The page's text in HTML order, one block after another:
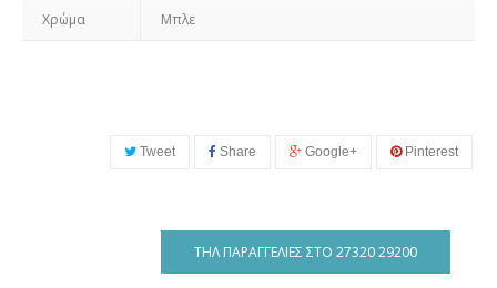
Χρώμα Μπλε
Tweet Share Google+ Pinterest
ΤΗΛ ΠΑΡΑΓΓΕΛΊΕΣ ΣΤΟ 27320 29200